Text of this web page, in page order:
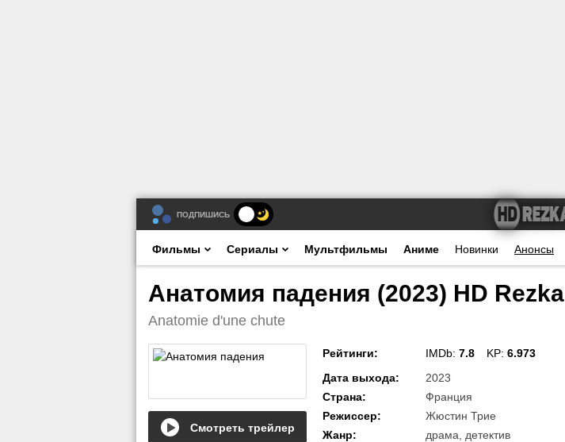
ПОДПИШИСЬ
Фильмы Сериалы Мультфильмы Аниме Новинки Анонсы
Анатомия падения (2023) HD Rezka
Anatomie d'une chute
Смотреть трейлер
Рейтинги: IMDb: 7.8 KP: 6.973
Дата выхода:
2023
Страна:
Франция
Режиссер:
Жюстин Трие
Жанр:
драма, детектив